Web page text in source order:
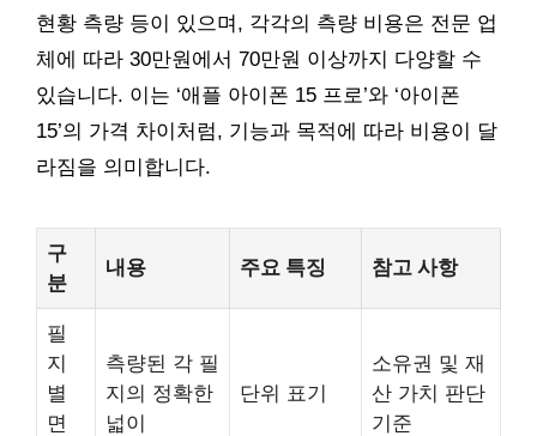
현황 측량 등이 있으며, 각각의 측량 비용은 전문 업
체에 따라 30만원에서 70만원 이상까지 다양할 수
있습니다. 이는 ‘애플 아이폰 15 프로’와 ‘아이폰
15’의 가격 차이처럼, 기능과 목적에 따라 비용이 달
라짐을 의미합니다.
구
분
내용 주요 특징 참고 사항
필
지
별
면
측량된 각 필
지의 정확한
넓이
단위 표기
소유권 및 재
산 가치 판단
기준